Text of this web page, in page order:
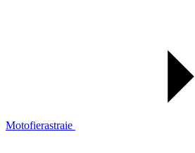
Motofierastraie